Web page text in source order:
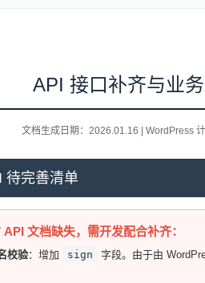
API 接口补齐与业
文档生成日期：2026.01.16 | WordPress
完善清单
文档缺失，需开发配合补齐：
校验：增加 sign
字段。由于由